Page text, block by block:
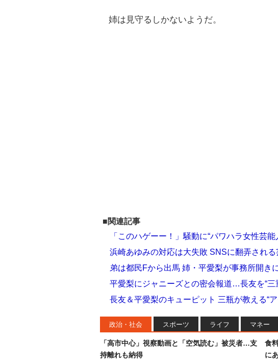
姉は見守るしかないようだ。
■関連記事
「このハゲーー！」騒動に“パワハラ女性芸能
浜崎あゆみの対応は大失敗 SNSに翻弄される
弟は都民Fから出馬 姉・平愛梨が事務所開き
平愛梨にジャニーズとの密会報道…長友を“三
長友＆平愛梨のキューピット 三瓶が教える“
政治・社会 スポーツ ライフ マネー
「高市中心」視察動画と「空気読む」被災者…支
持離れも納得
食
に